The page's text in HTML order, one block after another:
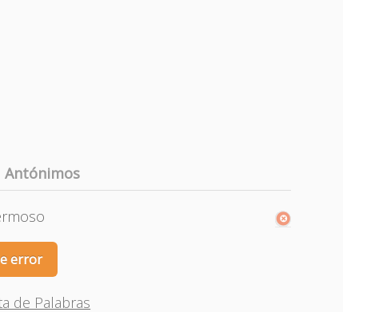
Antónimos
error
de Palabras